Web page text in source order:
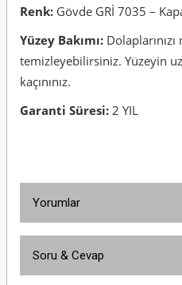
Renk: Gövde GRİ 7035 –
Yüzey Bakımı:
temizleyebilirsiniz. Yüzeyin
kaçınınız.
Garanti Süresi: 2 YIL
Yorumlar
Soru & Cevap